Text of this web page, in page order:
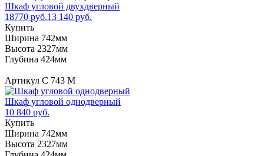
Шкаф угловой двухдверный
18770 руб.13 140 руб.
Купить
Ширина 742мм
Высота 2327мм
Глубина 424мм
Артикул С 743 М
Шкаф угловой однодверный
10 840 руб.
Купить
Ширина 742мм
Высота 2327мм